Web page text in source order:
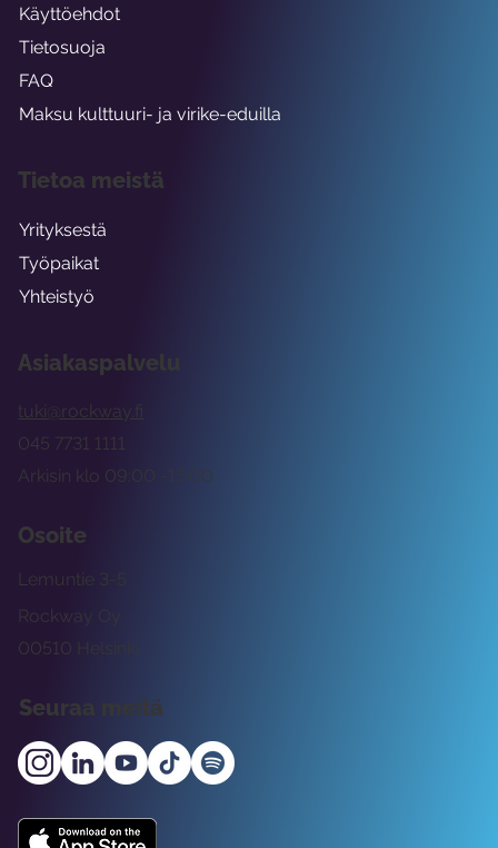
Asiakaspalvelu
tuki@rockway.fi
Arkisin klo 09:00 -15:00
045 7731 1111
Osoite
Rockway Oy
Lemuntie 3-5
00510 Helsinki
Seuraa meitä
Käyttöehdot
Tietosuoja
FAQ
Maksu kulttuuri- ja virike-eduilla
Tietoa meistä
Yrityksestä
Työpaikat
Yhteistyö